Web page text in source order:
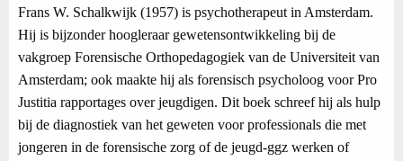
Frans W. Schalkwijk (1957) is psychotherapeut in Amsterdam.
Hij is bijzonder hoogleraar gewetensontwikkeling bij de
vakgroep Forensische Orthopedagogiek van de Universiteit van
Amsterdam; ook maakte hij als forensisch psycholoog voor Pro
Justitia rapportages over jeugdigen. Dit boek schreef hij als hulp
bij de diagnostiek van het geweten voor professionals die met
jongeren in de forensische zorg of de jeugd-ggz werken of